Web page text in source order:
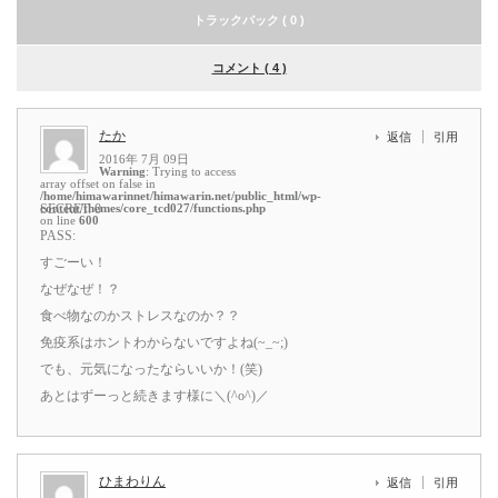
トラックバック ( 0 )
コメント ( 4 )
たか
2016年 7月 09日
Warning: Trying to access
array offset on false in
/home/himawarinnet/himawarin.net/public_html/wp-
content/themes/core_tcd027/functions.php
on line 600
返信 引用
SECRET: 0
PASS:
すごーい！
なぜなぜ！？
食べ物なのかストレスなのか？？
免疫系はホントわからないですよね(~_~;)
でも、元気になったならいいか！(笑)
あとはずーっと続きます様に＼(^o^)／
ひまわりん 返信 引用